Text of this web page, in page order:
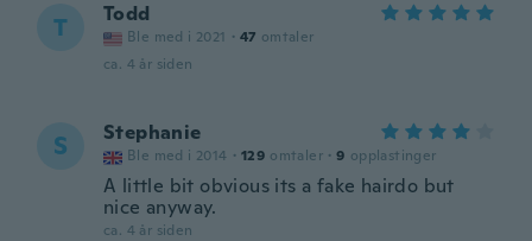
T Todd
Ble med i 2021 · 47 omtaler
ca. 4 år siden
S Stephanie
Ble med i 2014 · 129 omtaler · 9 opplastinger
A little bit obvious its a fake hairdo but
nice anyway.
ca. 4 år siden